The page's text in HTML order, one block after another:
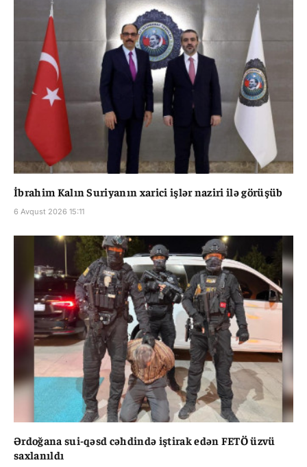
İbrahim Kalın Suriyanın xarici işlər naziri ilə görüşüb
6 Avqust 2026 15:11
Ərdoğana sui-qəsd cəhdində iştirak edən FETÖ üzvü
saxlanıldı